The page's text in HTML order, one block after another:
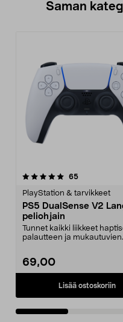
Saman
65arvostelut
PlayStation & tarvikkeet
PS5 DualSense V2
peliohjain
Tunnet kaikki liikkeet
palautteen ja mukautuvien
69,00
Lisää ostoskoriin
4.5 viidestä